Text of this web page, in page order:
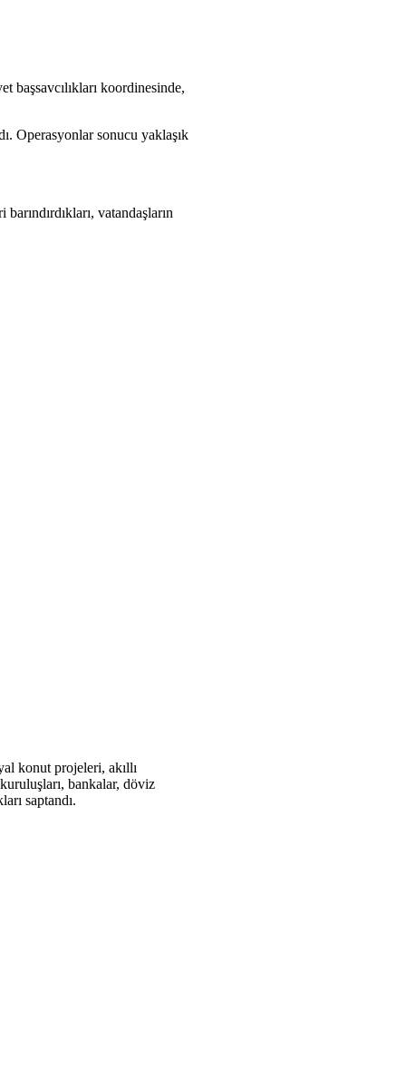
başsavcılıkları koordinesinde,
Operasyonlar sonucu yaklaşık
vatandaşların
konut projeleri, akıllı
bankalar, döviz
saptandı.